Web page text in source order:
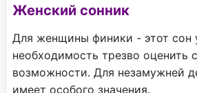
Женский сонник
Для женщины финики - этот сон
необходимость трезво оценить
возможности. Для незамужней
имеет особого значения.